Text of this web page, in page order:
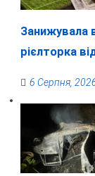
Занижувала
рієлторка
6 Серпня,